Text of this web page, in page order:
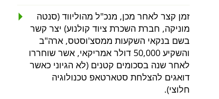
זמן קצר לאחר מכן, מנכ"ל מהוליווד (סנטה
מוניקה, חברת השכרת ציוד קולנוע) יצר קשר
בשם בנקאי השקעות ממסצ'וסטס, ארה"ב
והשקיע 50,000 דולר אמריקאי, אשר שוחררו
לאחר שנה בסכומים קטנים (לא הגיוני כאשר
דואגים להצלחת סטארטאפ טכנולוגיה
חלוצי).